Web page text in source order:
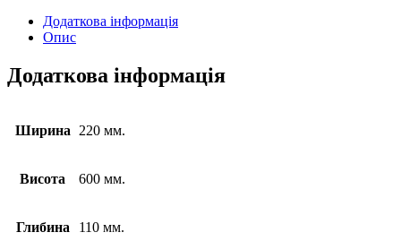
Додаткова інформація
Опис
Додаткова інформація
Ширина 220 мм.
Висота 600 мм.
Глибина 110 мм.